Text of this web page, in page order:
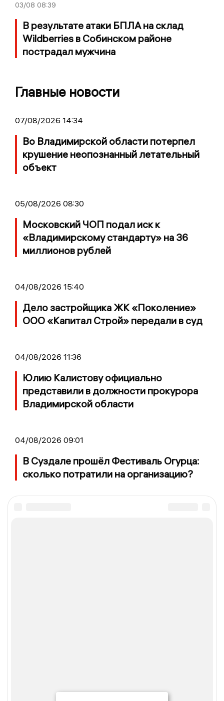
03/08 08:39
В результате атаки БПЛА на склад
Wildberries в Собинском районе
пострадал мужчина
Главные новости
07/08/2026 14:34
Во Владимирской области потерпел
крушение неопознанный летательный
объект
05/08/2026 08:30
Московский ЧОП подал иск к
«Владимирскому стандарту» на 36
миллионов рублей
04/08/2026 15:40
Дело застройщика ЖК «Поколение»
ООО «Капитал Строй» передали в суд
04/08/2026 11:36
Юлию Калистову официально
представили в должности прокурора
Владимирской области
04/08/2026 09:01
В Суздале прошёл Фестиваль Огурца:
сколько потратили на организацию?